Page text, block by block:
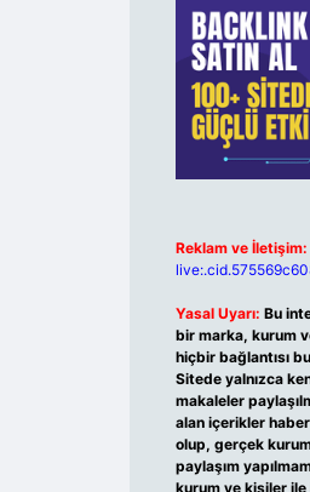
Reklam ve İletişim:
Yasal Uyarı: Bu
bir marka, kurum
hiçbir bağlantısı
Sitede yalnızca
makaleler
alan içerikler
olup, gerçek
paylaşım
kurum ve kişiler